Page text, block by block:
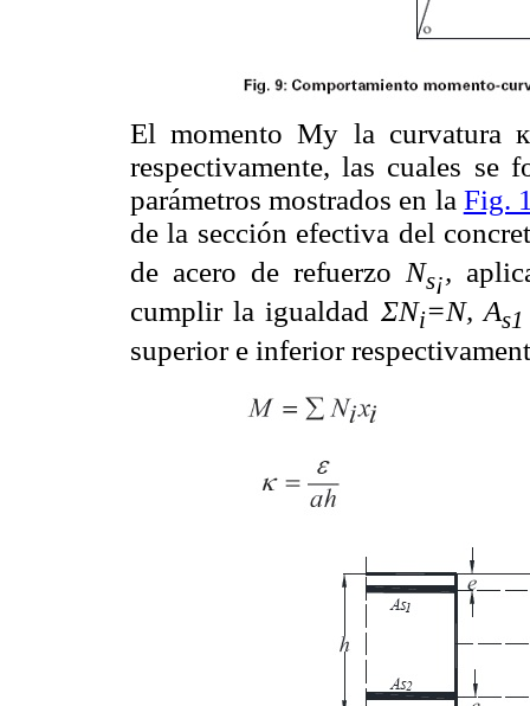
El momento My la curvatura
respectivamente, las cuales se
parámetros mostrados en la Fig.
de la sección efectiva del
de acero de refuerzo Ns¡,
cumplir la igualdad ΣNi=N, As1
superior e inferior